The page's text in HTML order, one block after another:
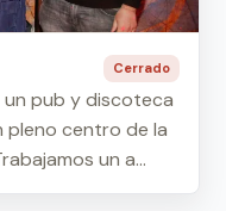
Cerrado
un pub y discoteca
pleno centro de la
un a...